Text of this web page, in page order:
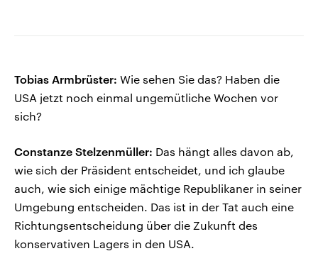
Tobias Armbrüster: Wie sehen Sie das? Haben die
USA jetzt noch einmal ungemütliche Wochen vor
sich?
Constanze Stelzenmüller: Das hängt alles davon ab,
wie sich der Präsident entscheidet, und ich glaube
auch, wie sich einige mächtige Republikaner in seiner
Umgebung entscheiden. Das ist in der Tat auch eine
Richtungsentscheidung über die Zukunft des
konservativen Lagers in den USA.